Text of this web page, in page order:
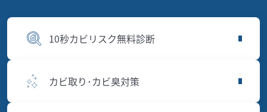
10秒カビリスク無料診断
カビ取り･カビ臭対策